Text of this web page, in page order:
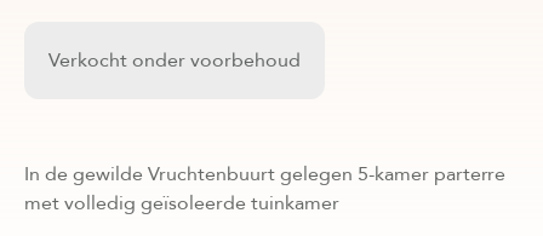
Verkocht onder voorbehoud
In de gewilde Vruchtenbuurt gelegen 5-kamer parterre
met volledig geïsoleerde tuinkamer